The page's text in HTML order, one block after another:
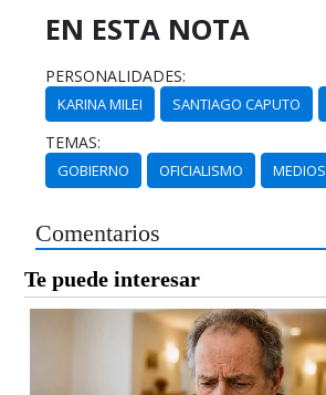
EN ESTA NOTA
PERSONALIDADES:
KARINA MILEI SANTIAGO CAPUTO
TEMAS:
GOBIERNO OFICIALISMO MEDIOS
Comentarios